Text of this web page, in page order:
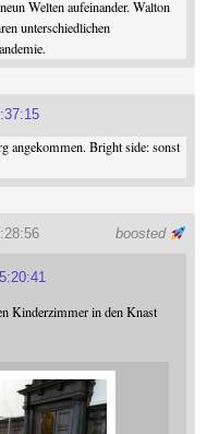
Welten aufeinander. Walton
unterschiedlichen
angekommen. Bright side: sonst
boosted
Kinderzimmer in den Knast